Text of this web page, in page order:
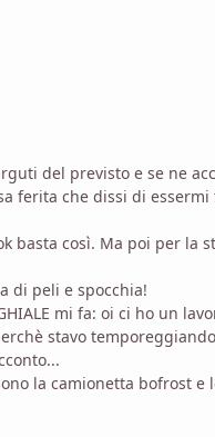
del previsto e se ne
ferita che dissi di essermi
basta così. Ma poi per
di peli e spocchia!
mi fa: oi ci ho un
stavo
la camionetta bofrost e